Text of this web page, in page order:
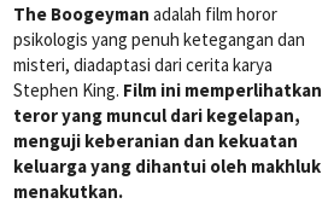
The Boogeyman adalah film horor
psikologis yang penuh ketegangan dan
misteri, diadaptasi dari cerita karya
Stephen King. Film ini memperlihatkan
teror yang muncul dari kegelapan,
menguji keberanian dan kekuatan
keluarga yang dihantui oleh makhluk
menakutkan.